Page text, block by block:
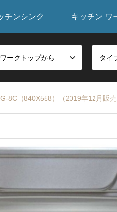
チンシンク キッチン ワ
タイ
8C（840X558）（2019年12月販売